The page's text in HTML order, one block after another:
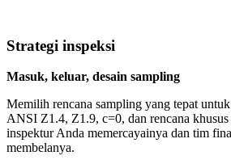
Strategi inspeksi
Masuk, keluar, desain sampling
Memilih rencana sampling yang tepat
ANSI Z1.4, Z1.9, c=0, dan rencana
inspektur Anda memercayainya dan tim
membelanya.